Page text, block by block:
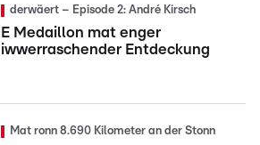
derwäert – Episode 2: André Kirsch
E Medaillon mat enger
iwwerraschender Entdeckung
Mat ronn 8.690 Kilometer an der Stonn